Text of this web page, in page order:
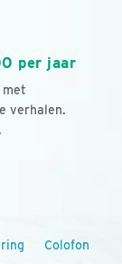
per jaar
verhalen.
Colofon